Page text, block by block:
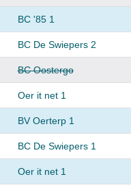
BC '85 1
BC De Swiepers 2
BC Oostergo
Oer it net 1
BV Oerterp 1
BC De Swiepers 1
Oer it net 1